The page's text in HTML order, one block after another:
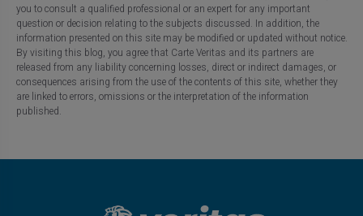
you to consult a qualified professional or an expert for any important
question or decision relating to the subjects discussed. In addition, the
information presented on this site may be modified or updated without notice.
By visiting this blog, you agree that Carte Veritas and its partners are
released from any liability concerning losses, direct or indirect damages, or
consequences arising from the use of the contents of this site, whether they
are linked to errors, omissions or the interpretation of the information
published.